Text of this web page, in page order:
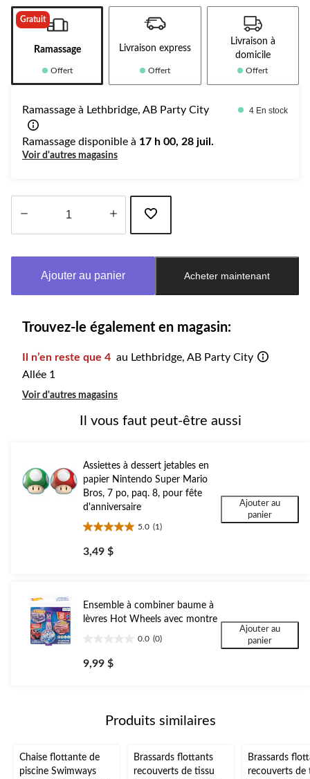
Gratuit
Ramassage
Offert
Livraison express
Offert
Livraison à
domicile
Offert
Ramassage à Lethbridge, AB Party City 4 En stock
Ramassage disponible à 17 h 00, 28 juil.
Voir d'autres magasins
à
Ajouter au panier Acheter maintenant
Trouvez-le également en magasin:
Il n’en reste que 4 au Lethbridge, AB Party City
Allée 1
Voir d'autres magasins
Il vous faut peut-être aussi
Assiettes à dessert jetables en
papier Nintendo Super Mario
Bros, 7 po, paq. 8, pour fête
d'anniversaire
5.0 (1)
5.0
étoile(s)
sur
3,49 $
Ajouter au
panier
Ensemble à combiner baume à
lèvres Hot Wheels avec montre
0.0 (0)
étoile(s)
sur
9,99 $
Ajouter au
panier
Produits similaires
Chaise flottante de
piscine Swimways
Brassards flottants
recouverts de tissu
Brassards
recouverts de